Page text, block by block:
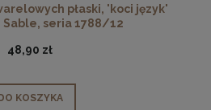
płaski, 'koci język'
Sable, seria 1788/12
48,90 zł
KOSZYKA